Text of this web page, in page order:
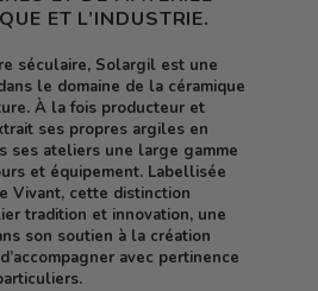
ET L’INDUSTRIE.
séculaire, Solargil est une
le domaine de la céramique
À la fois producteur et
ses propres argiles en
ses ateliers une large gamme
et équipement. Labellisée
Vivant, cette distinction
tradition et innovation, une
son soutien à la création
avec pertinence